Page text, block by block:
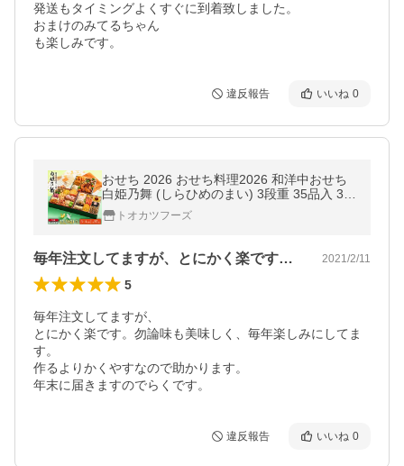
発送もタイミングよくすぐに到着致しました。
おまけのみてるちゃん
も楽しみです。
違反報告 いいね 0
おせち 2026 おせち料理2026 和洋中おせち
白姫乃舞 (しらひめのまい) 3段重 35品入 3人
前 4人前 冷凍 盛付済 高級おせち 和風
トオカツフーズ
毎年注文してますが、とにかく楽です。勿… 2021/2/11
5
毎年注文してますが、
とにかく楽です。勿論味も美味しく、毎年楽しみにしてま
す。
作るよりかくやすなので助かります。
年末に届きますのでらくです。
違反報告 いいね 0